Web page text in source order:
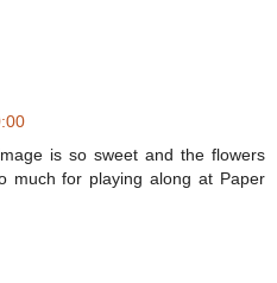
is so sweet and the flowers
much for playing along at Paper